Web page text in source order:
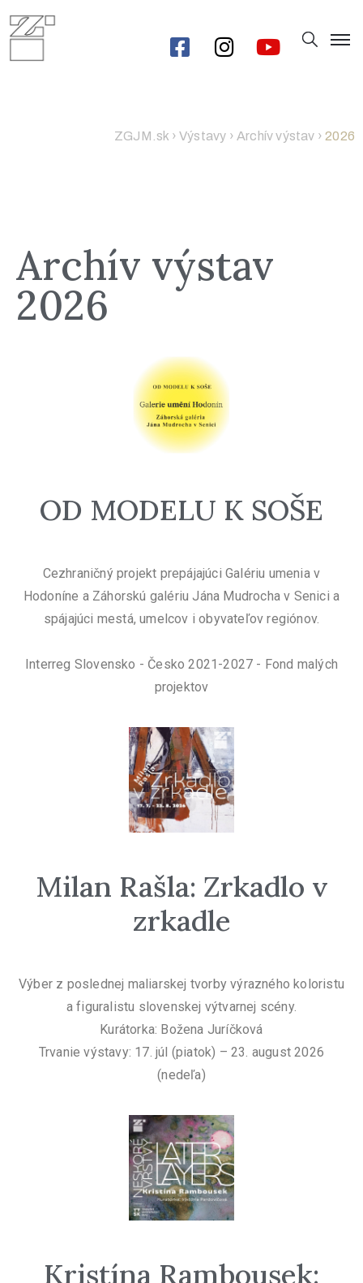
ZGJM.sk › Výstavy › Archív výstav ›2026
Archív výstav
2026
OD MODELU K SOŠE
Cezhraničný projekt prepájajúci Galériu umenia v
Hodoníne a Záhorskú galériu Jána Mudrocha v Senici a
spájajúci mestá, umelcov i obyvateľov regiónov.
Interreg Slovensko - Česko 2021-2027 - Fond malých
projektov
Milan Rašla: Zrkadlo v
zrkadle
Výber z poslednej maliarskej tvorby výrazného koloristu
a figuralistu slovenskej výtvarnej scény.
Kurátorka: Božena Juríčková
Trvanie výstavy: 17. júl (piatok) – 23. august 2026
(nedeľa)
Kristína Rambousek: